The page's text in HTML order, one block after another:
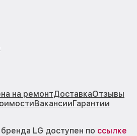
на ремонтДоставкаОтзывы
ВакансииГарантии
LG доступен по ссылке